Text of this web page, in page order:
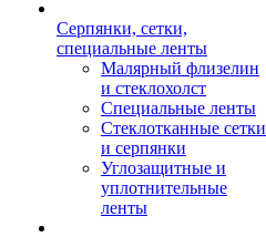
Серпянки, сетки,
специальные ленты
Малярный флизелин
и стеклохолст
Специальные ленты
Стеклотканные сетки
и серпянки
Углозащитные и
уплотнительные
ленты